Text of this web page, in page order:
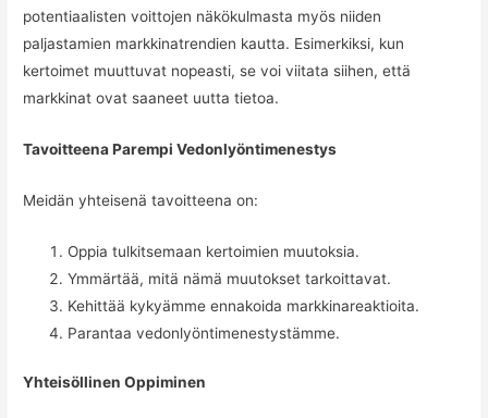
potentiaalisten voittojen näkökulmasta myös niiden
paljastamien markkinatrendien kautta. Esimerkiksi, kun
kertoimet muuttuvat nopeasti, se voi viitata siihen, että
markkinat ovat saaneet uutta tietoa.
Tavoitteena Parempi Vedonlyöntimenestys
Meidän yhteisenä tavoitteena on:
Oppia tulkitsemaan kertoimien muutoksia.
Ymmärtää, mitä nämä muutokset tarkoittavat.
Kehittää kykyämme ennakoida markkinareaktioita.
Parantaa vedonlyöntimenestystämme.
Yhteisöllinen Oppiminen